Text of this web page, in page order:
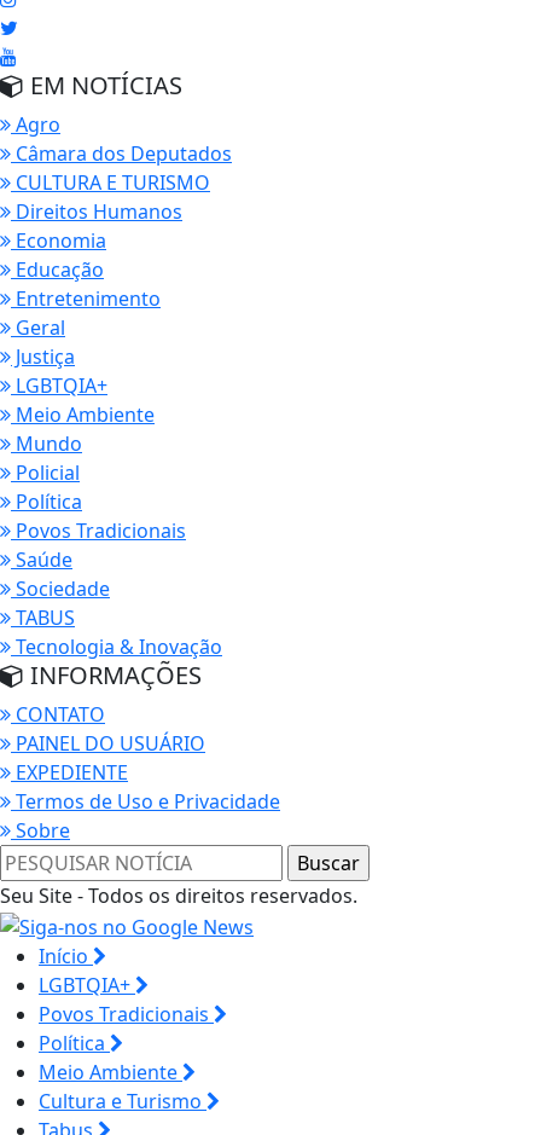
EM NOTÍCIAS
Agro
Câmara dos Deputados
CULTURA E TURISMO
Direitos Humanos
Economia
Educação
Entretenimento
Geral
Justiça
LGBTQIA+
Meio Ambiente
Mundo
Policial
Política
Povos Tradicionais
Saúde
Sociedade
TABUS
Tecnologia & Inovação
INFORMAÇÕES
CONTATO
PAINEL DO USUÁRIO
EXPEDIENTE
Termos de Uso e Privacidade
Sobre
Seu Site - Todos os direitos reservados.
Início
LGBTQIA+
Povos Tradicionais
Política
Meio Ambiente
Cultura e Turismo
Tabus